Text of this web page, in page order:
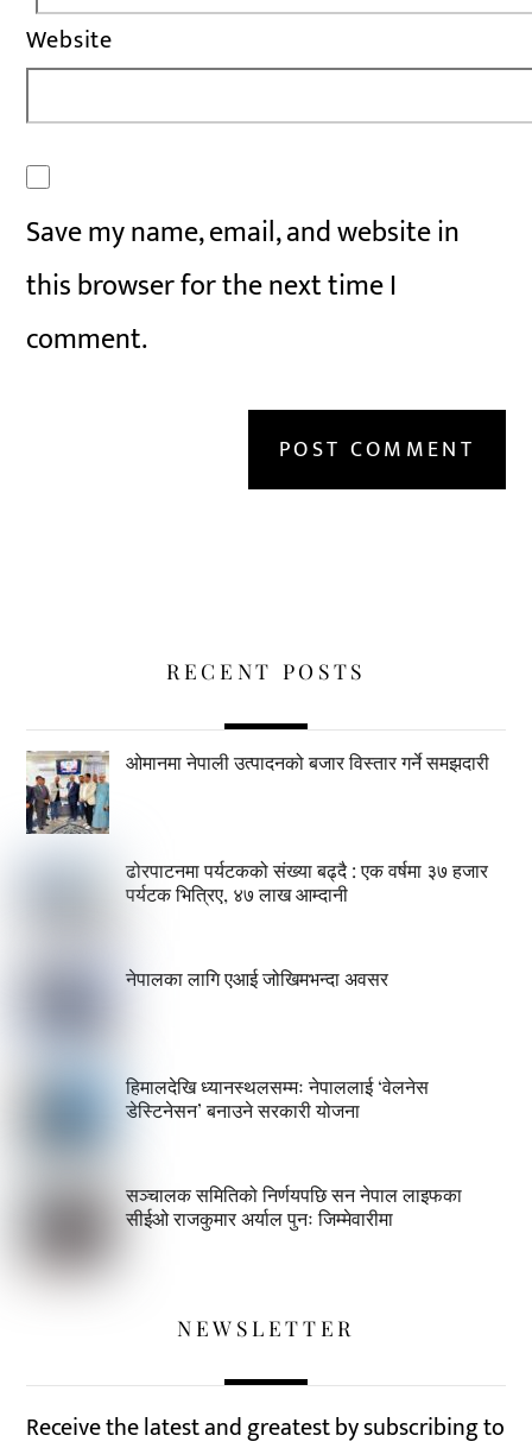
Website
Save my name, email, and website in
this browser for the next time I
comment.
RECENT POSTS
ओमानमा नेपाली उत्पादनको बजार विस्तार गर्ने समझदारी
ढोरपाटनमा पर्यटकको संख्या बढ्दै : एक वर्षमा ३७ हजार
पर्यटक भित्रिए, ४७ लाख आम्दानी
नेपालका लागि एआई जोखिमभन्दा अवसर
हिमालदेखि ध्यानस्थलसम्मः नेपाललाई ‘वेलनेस
डेस्टिनेसन’ बनाउने सरकारी योजना
सञ्चालक समितिको निर्णयपछि सन नेपाल लाइफका
सीईओ राजकुमार अर्याल पुनः जिम्मेवारीमा
NEWSLETTER
Receive the latest and greatest by subscribing to